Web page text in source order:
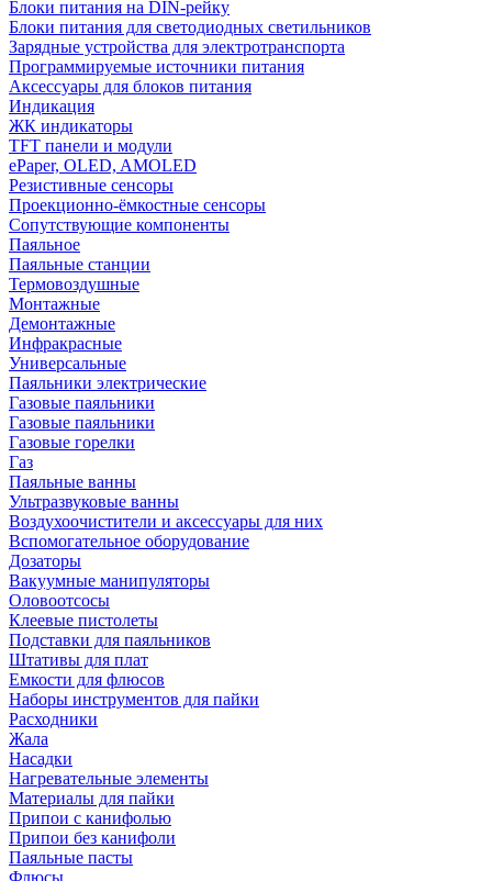
Блоки питания на DIN-рейку
Блоки питания для светодиодных светильников
Зарядные устройства для электротранспорта
Программируемые источники питания
Аксессуары для блоков питания
Индикация
ЖК индикаторы
TFT панели и модули
ePaper, OLED, AMOLED
Резистивные сенсоры
Проекционно-ёмкостные сенсоры
Сопутствующие компоненты
Паяльное
Паяльные станции
Термовоздушные
Монтажные
Демонтажные
Инфракрасные
Универсальные
Паяльники электрические
Газовые паяльники
Газовые паяльники
Газовые горелки
Газ
Паяльные ванны
Ультразвуковые ванны
Воздухоочистители и аксессуары для них
Вспомогательное оборудование
Дозаторы
Вакуумные манипуляторы
Оловоотсосы
Клеевые пистолеты
Подставки для паяльников
Штативы для плат
Емкости для флюсов
Наборы инструментов для пайки
Расходники
Жала
Насадки
Нагревательные элементы
Материалы для пайки
Припои с канифолью
Припои без канифоли
Паяльные пасты
Флюсы